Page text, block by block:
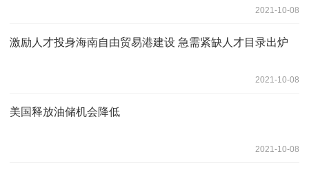
2021-10-08
激励人才投身海南自由贸易港建设 急需紧缺人才目录出炉
2021-10-08
美国释放油储机会降低
2021-10-08